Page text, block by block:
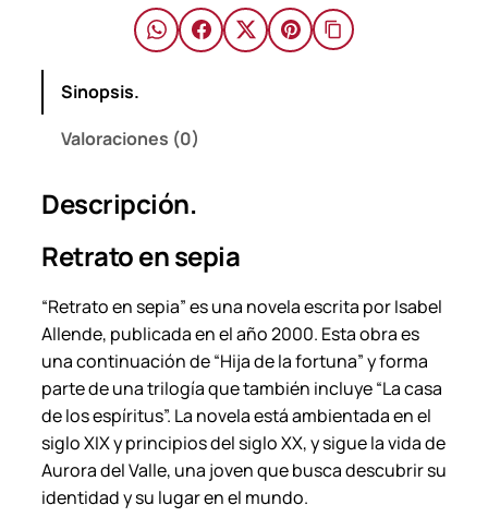
i
–
a
e
A
l
l
e
n
d
e
.
Sinopsis.
Valoraciones (0)
Descripción.
Retrato en sepia
“Retrato en sepia” es una novela escrita por Isabel
Allende, publicada en el año 2000. Esta obra es
una continuación de “Hija de la fortuna” y forma
parte de una trilogía que también incluye “La casa
de los espíritus”. La novela está ambientada en el
siglo XIX y principios del siglo XX, y sigue la vida de
Aurora del Valle, una joven que busca descubrir su
identidad y su lugar en el mundo.